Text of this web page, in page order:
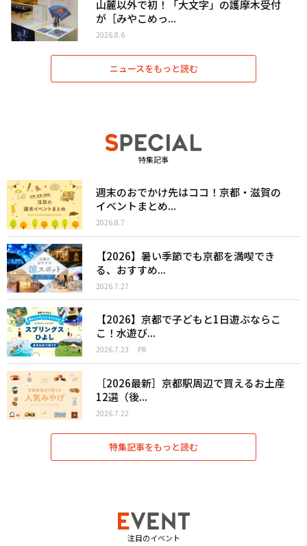
山麓以外で初！「大文字」の護摩木受付
が［みやこめっ...
2026.8.6
ニュースをもっと読む
特集記事
週末のおでかけ先はココ！京都・滋賀の
イベントまとめ...
2026.8.7
【2026】暑い季節でも京都を満喫でき
る、おすすめ...
2026.7.27
【2026】京都で子どもと1日遊ぶならこ
こ！水遊び...
2026.7.23 PR
［2026最新］京都駅周辺で買えるお土産
12選（後...
2026.7.22
特集記事をもっと読む
注目のイベント